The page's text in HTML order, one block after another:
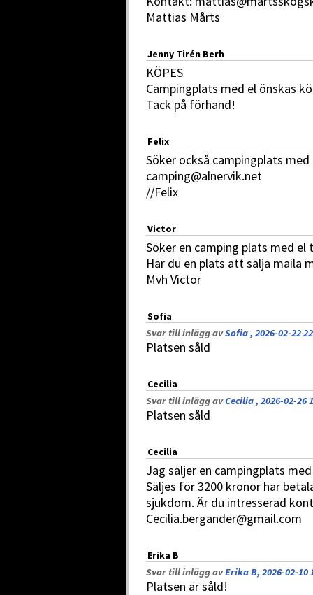
Mattias Mårts
Jenny Tirén Berh
KÖPES
Campingplats med el önskas
Tack på förhand!
Felix
Söker också campingplats
camping@alnervik.net
//Felix
Victor
Söker en camping plats med el
Har du en plats att sälja maila
Mvh Victor
Sofia
Svar till inlägg avSofia , 2026-02-22
Platsen såld
Cecilia
Svar till inlägg avCecilia , 2026-02-26
Platsen såld
Cecilia
Jag säljer en campingplats
Säljes för 3200 kronor har
sjukdom. Är du intresserad
Cecilia.bergander@gmail.com
Erika B
Svar till inlägg avErika B, 2026-02-10
Platsen är såld!